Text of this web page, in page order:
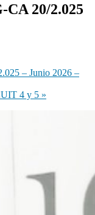
20/2.025
– Junio 2026 –
4 y 5 »